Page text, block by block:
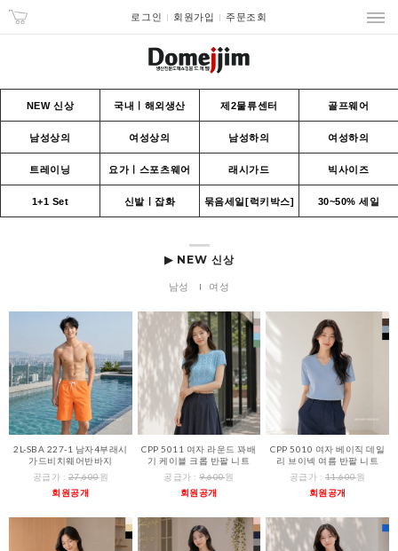
로그인 회원가입 주문조회
NEW 신상 국내ㅣ해외생산 제2물류센터 골프웨어
남성상의 여성상의 남성하의 여성하의
트레이닝 요가ㅣ스포츠웨어 래시가드 빅사이즈
1+1 Set 신발ㅣ잡화 묶음세일[럭키박스] 30~50% 세일
▶ NEW 신상
남성 여성
2L-SBA 227-1 남자4부래시
가드비치웨어반바지
공급가 :27,600원
회원공개
CPP 5011 여자 라운드 꽈배
기 케이블 크롭 반팔 니트
공급가 :9,600원
회원공개
CPP 5010 여자 베이직 데일
리 브이넥 여름 반팔 니트
공급가 : 11,600원
회원공개